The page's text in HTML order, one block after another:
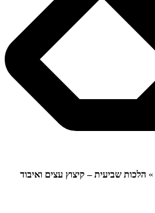
» הלכות שביעית – קיצוץ עצים ואיבוד